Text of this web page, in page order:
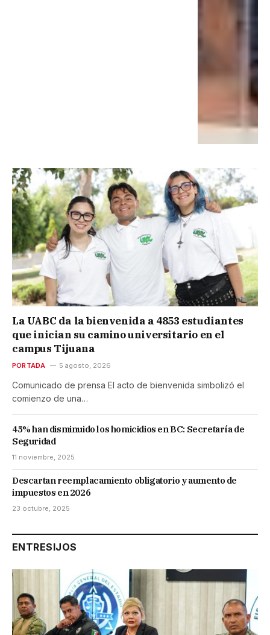
La UABC da la bienvenida a 4853 estudiantes
que inician su camino universitario en el
campus Tijuana
PORTADA 5 agosto, 2026
Comunicado de prensa El acto de bienvenida simbolizó el
comienzo de una…
45% han disminuido los homicidios en BC: Secretaría de
Seguridad
11 noviembre, 2025
Descartan reemplacamiento obligatorio y aumento de
impuestos en 2026
23 octubre, 2025
ENTRESIJOS